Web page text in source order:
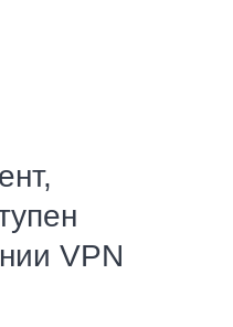
VPN